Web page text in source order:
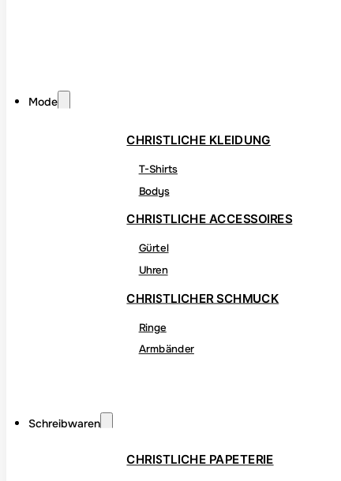
Mode
CHRISTLICHE KLEIDUNG
T-Shirts
Bodys
CHRISTLICHE ACCESSOIRES
Gürtel
Uhren
CHRISTLICHER SCHMUCK
Ringe
Armbänder
Schreibwaren
CHRISTLICHE PAPETERIE